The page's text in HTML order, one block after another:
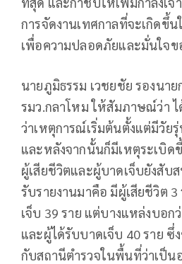
การจัดงานเทศกาลที่จะเกิดขึ้น
เพื่อความปลอดภัยและมั่นใจ
นายภูมิธรรม เวชยชัย รองนา
รมว.กลาโหม ให้สัมภาษณ์ว่า
ว่าเหตุการณ์เริ่มต้นตั้งแต่มีวัย
และหลังจากนั้นก็มีเหตุระเบิ
ผู้เสียชีวิตและผู้บาดเจ็บยังสับ
รับรายงานมาคือ มีผู้เสียชีวิต
เจ็บ 39 ราย แต่บางแหล่งบอก
และผู้ได้รับบาดเจ็บ 40 ราย
กับสถานีตำรวจในพื้นที่ว่าเป็น